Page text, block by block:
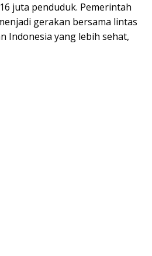
juta penduduk. Pemerintah
gerakan bersama lintas
Indonesia yang lebih sehat,